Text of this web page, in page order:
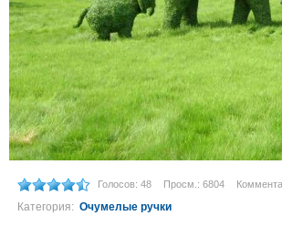
Голосов: 48 Просм.: 6804
Категория: Очумелые ручки